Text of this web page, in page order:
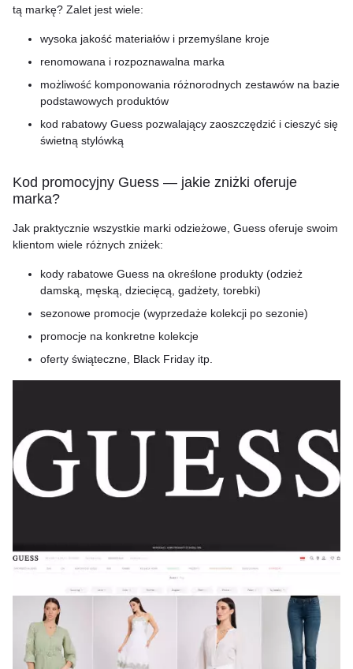
tą markę? Zalet jest wiele:
wysoka jakość materiałów i przemyślane kroje
renomowana i rozpoznawalna marka
możliwość komponowania różnorodnych zestawów na bazie
podstawowych produktów
kod rabatowy Guess pozwalający zaoszczędzić i cieszyć się
świetną stylówką
Kod promocyjny Guess — jakie zniżki oferuje
marka?
Jak praktycznie wszystkie marki odzieżowe, Guess oferuje swoim
klientom wiele różnych zniżek:
kody rabatowe Guess na określone produkty (odzież
damską, męską, dziecięcą, gadżety, torebki)
sezonowe promocje (wyprzedaże kolekcji po sezonie)
promocje na konkretne kolekcje
oferty świąteczne, Black Friday itp.